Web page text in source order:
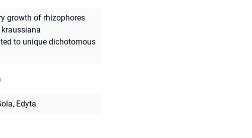
growth of rhizophores
to unique dichotomous
Edyta